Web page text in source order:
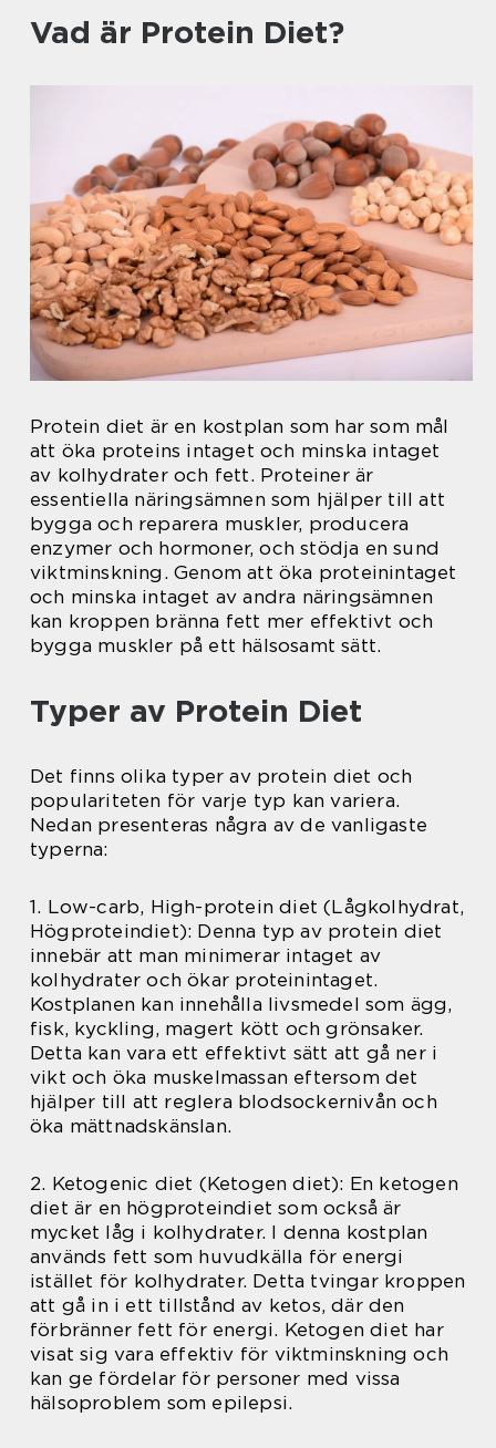
Vad är Protein Diet?
Protein diet är en kostplan som har som mål
att öka proteins intaget och minska intaget
av kolhydrater och fett. Proteiner är
essentiella näringsämnen som hjälper till att
bygga och reparera muskler, producera
enzymer och hormoner, och stödja en sund
viktminskning. Genom att öka proteinintaget
och minska intaget av andra näringsämnen
kan kroppen bränna fett mer effektivt och
bygga muskler på ett hälsosamt sätt.
Typer av Protein Diet
Det finns olika typer av protein diet och
populariteten för varje typ kan variera.
Nedan presenteras några av de vanligaste
typerna:
1. Low-carb, High-protein diet (Lågkolhydrat,
Högproteindiet): Denna typ av protein diet
innebär att man minimerar intaget av
kolhydrater och ökar proteinintaget.
Kostplanen kan innehålla livsmedel som ägg,
fisk, kyckling, magert kött och grönsaker.
Detta kan vara ett effektivt sätt att gå ner i
vikt och öka muskelmassan eftersom det
hjälper till att reglera blodsockernivån och
öka mättnadskänslan.
2. Ketogenic diet (Ketogen diet): En ketogen
diet är en högproteindiet som också är
mycket låg i kolhydrater. I denna kostplan
används fett som huvudkälla för energi
istället för kolhydrater. Detta tvingar kroppen
att gå in i ett tillstånd av ketos, där den
förbränner fett för energi. Ketogen diet har
visat sig vara effektiv för viktminskning och
kan ge fördelar för personer med vissa
hälsoproblem som epilepsi.